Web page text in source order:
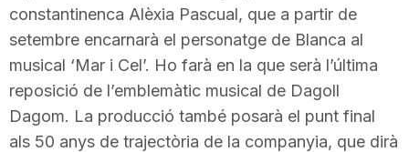
t
a
t
constantinenca Alèxia Pascual, que a partir de
setembre encarnarà el personatge de Blanca al
musical ‘Mar i Cel’. Ho farà en la que serà l’última
reposició de l’emblemàtic musical de Dagoll
Dagom. La producció també posarà el punt final
als 50 anys de trajectòria de la companyia, que dirà